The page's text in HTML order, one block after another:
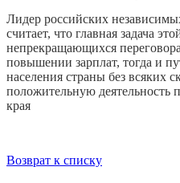
Лидер российских
считает, что главная задача
непрекращающихся
повышении зарплат, тогда и
населения страны без всяких
положительную деятельность
края
Возврат к списку